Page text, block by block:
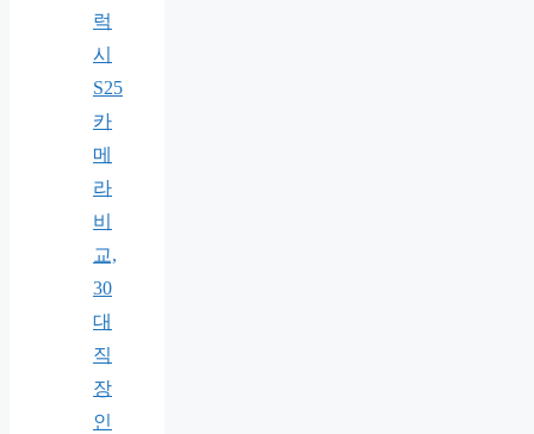
럭
시
S25
카
메
라
비
교,
30
대
직
장
인